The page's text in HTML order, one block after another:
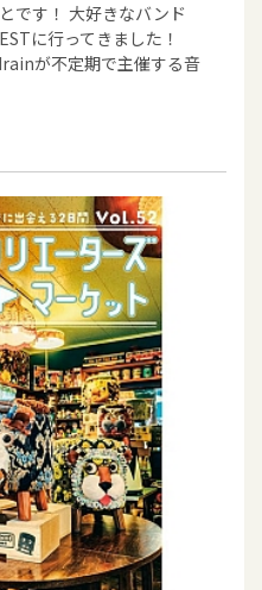
です！ 大好きなバンド
に行ってきました！
が不定期で主催する音